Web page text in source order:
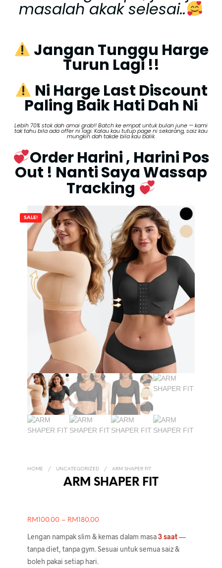
masalah akak selesai..
Jangan Tunggu Harge
Turun Lagi !!
Ni Harge Last Discount
Paling Baik Hati Dah Ni
Lebih 70% stok dah amai grab!! Batch ke empat untuk bulan june — kami
tak tahu bila ada offer ni lagi. Kalau kau tutup page ni sekarang, saiz kau
mungkin dah takde bila kau balik.
Order Harini , Harini Pos
Out ! Nanti Saya Wassap
Tracking
SALE!
HOME / UNCATEGORIZED / ARM SHAPER FIT
ARM SHAPER FIT
RM100.00 – RM180.00
Lengan nampak slim & kemas dalam masa3 saat—
tanpa diet, tanpa gym. Sesuai untuk semua saiz &
boleh pakai setiap hari.